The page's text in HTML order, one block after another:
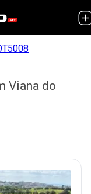
5008
Viana do